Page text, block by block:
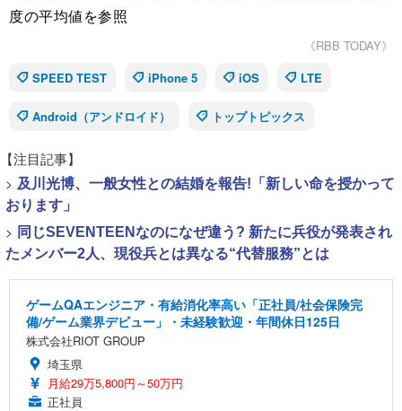
度の平均値を参照
《RBB TODAY》
SPEED TEST
iPhone 5 iOS LTE
Android（アンドロイド） トップトピックス
【注目記事】
> 及川光博、一般女性との結婚を報告!「新しい命を授かって
おります」
> 同じSEVENTEENなのになぜ違う? 新たに兵役が発表され
たメンバー2人、現役兵とは異なる“代替服務”とは
ゲームQAエンジニア・有給消化率高い「正社員/社会保険完
備/ゲーム業界デビュー」・未経験歓迎・年間休日125日
株式会社RIOT GROUP
埼玉県
月給29万5,800円～50万円
正社員